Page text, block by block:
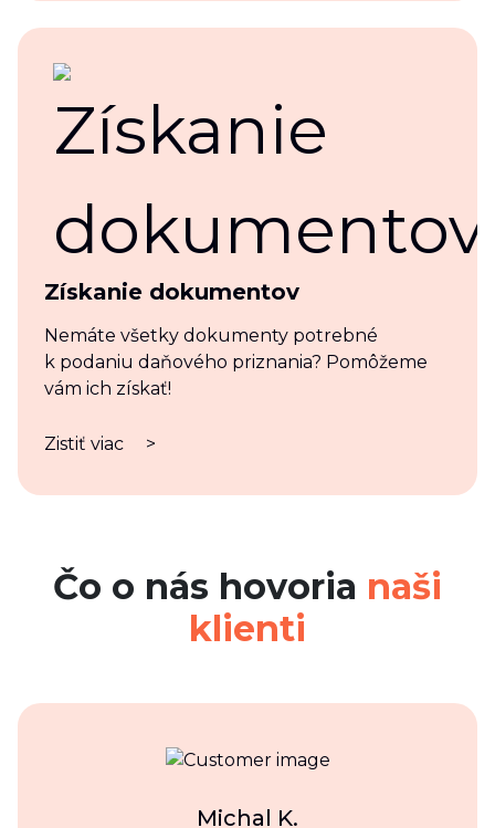
Získanie dokumentov
Nemáte všetky dokumenty potrebné
k podaniu daňového priznania? Pomôžeme
vám ich získať!
Zistiť viac >
Čo o nás hovoria naši
klienti
Michal K.